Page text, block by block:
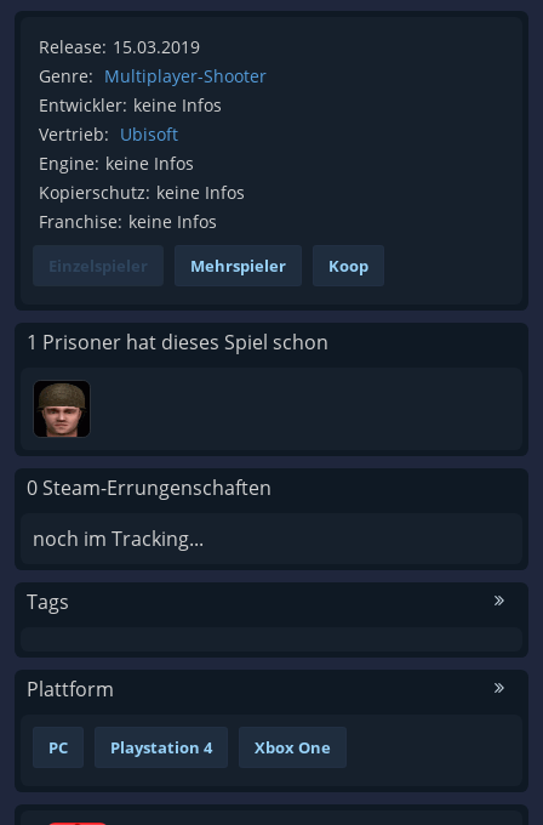
Release: 15.03.2019
Genre: Multiplayer-Shooter
Entwickler: keine Infos
Vertrieb: Ubisoft
Engine: keine Infos
Kopierschutz: keine Infos
Franchise: keine Infos
Einzelspieler Mehrspieler Koop
1 Prisoner hat dieses Spiel schon
0 Steam-Errungenschaften
noch im Tracking...
Tags
Plattform
PC Playstation 4 Xbox One